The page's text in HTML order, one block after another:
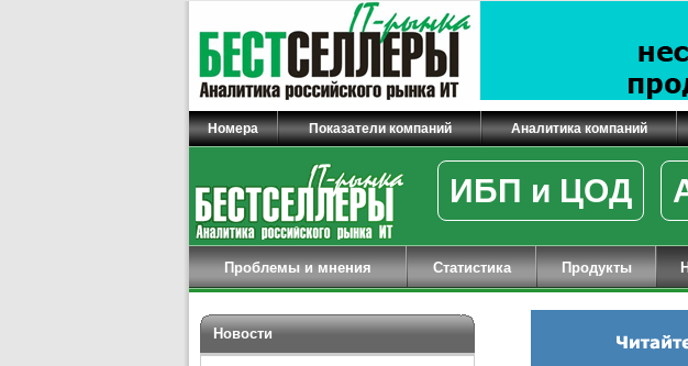
Номера Показатели компаний Аналитика компаний
ИБП и ЦОД
Проблемы и мнения Статистика Продукты
Новости